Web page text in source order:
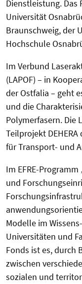
Dienstleistung.
Universität
Braunschweig, der
Hochschule
Im Verbund
(LAPOF) – in
der Ostfalia – geht
und die
Polymerfasern. Die
Teilprojekt
für Transport- und
Im EFRE-
und
Modelle im
Universitäten und
Fonds ist es, durch
zwischen
sozialen und